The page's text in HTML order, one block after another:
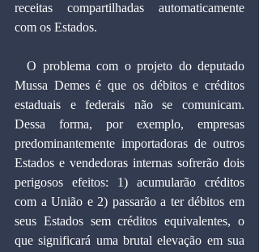
receitas compartilhadas automaticamente
com os Estados.
Mussa Demes é que os débitos e créditos
estaduais e federais não se comunicam.
Dessa forma, por exemplo, empresas
predominantemente importadoras de outros
Estados e vendedoras internas sofrerão dois
perigosos efeitos: 1) acumularão créditos
com a União e 2) passarão a ter débitos em
seus Estados sem créditos equivalentes, o
que significará uma brutal elevação em sua